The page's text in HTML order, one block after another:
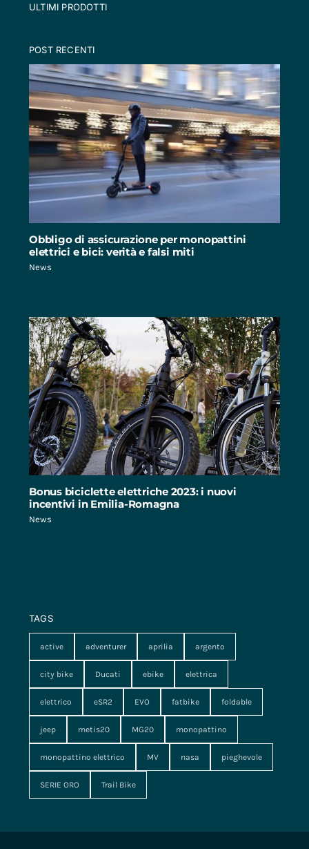
ULTIMI PRODOTTI
POST RECENTI
Obbligo di assicurazione per monopattini
elettrici e bici: verità e falsi miti
News
Bonus biciclette elettriche 2023: i nuovi
incentivi in Emilia-Romagna
News
TAGS
active adventurer aprilia argento
city bike Ducati ebike elettrica
elettrico eSR2 EVO fatbike foldable
jeep metis20 MG20 monopattino
monopattino elettrico MV nasa pieghevole
SERIE ORO Trail Bike